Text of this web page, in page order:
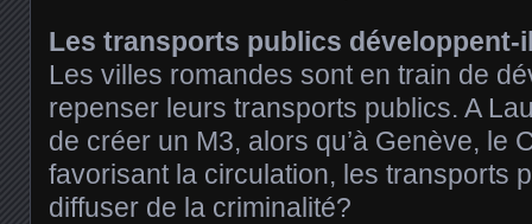
Les transports publics développent-
Les villes romandes sont en train de
repenser leurs transports publics. A
de créer un M3, alors qu’à Genève, le
favorisant la circulation, les transports
diffuser de la criminalité?